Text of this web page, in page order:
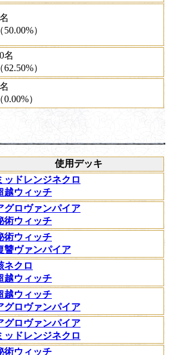
（50.00%）
名
（62.50%）
（0.00%）
使用デッキ
ッドレンジネクロ
越ウィッチ
グロヴァンパイア
術ウィッチ
術ウィッチ
讐ヴァンパイア
ネクロ
越ウィッチ
越ウィッチ
グロヴァンパイア
グロヴァンパイア
ッドレンジネクロ
術ウィッチ